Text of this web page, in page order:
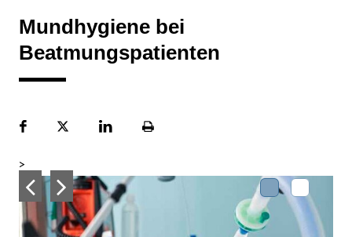
Mundhygiene bei
Beatmungspatienten
FacebookPlattformLinekdInSeite
>